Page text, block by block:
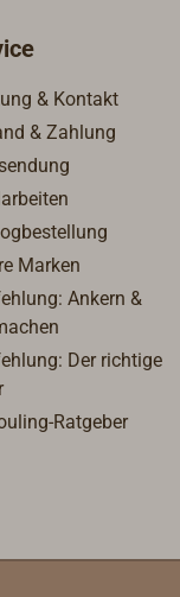
gegenüber
Epoxidharzen.
& Kontakt
& Zahlung
Marken
Ankern &
Der richtige
Ratgeber